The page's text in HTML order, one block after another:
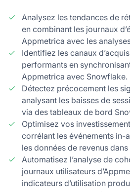
Analysez les tendances de
en combinant les journaux
Appmetrica avec les
Identifiez les canaux
performants en
Appmetrica avec Snowflake.
Détectez précocement les
analysant les baisses de
via des tableaux de bord
Optimisez vos
corrélant les événements in-
les données de revenus
Automatisez l’analyse de
journaux utilisateurs
indicateurs d’utilisation